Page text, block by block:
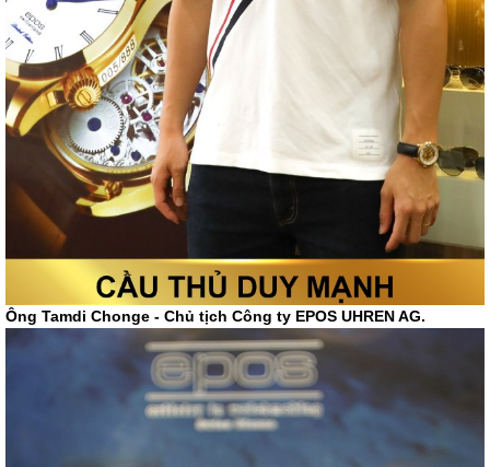
Ông Tamdi Chonge - Chủ tịch Công ty EPOS UHREN AG.